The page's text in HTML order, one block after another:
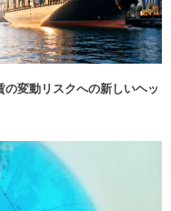
変動リスクへの新しいヘッ